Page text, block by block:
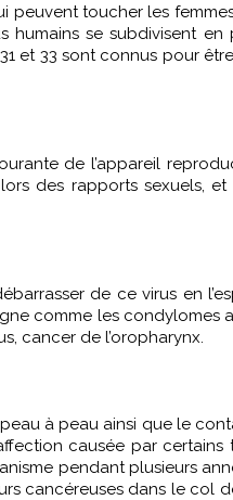
peuvent toucher les
se subdivisent en
et 33 sont connus pour
de l’appareil
des rapports sexuels,
de ce virus en
comme les condylomes
cancer de l’oropharynx.
à peau ainsi que le
causée par certains
pendant plusieurs
cancéreuses dans le col